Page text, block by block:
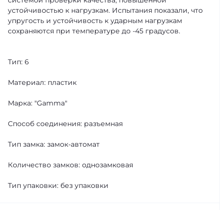
устойчивостью к нагрузкам. Испытания показали, что
упругость и устойчивость к ударным нагрузкам
сохраняются при температуре до -45 градусов.
Тип: 6
Материал: пластик
Марка: "Gamma"
Способ соединения: разъемная
Тип замка: замок-автомат
Количество замков: однозамковая
Тип упаковки: без упаковки